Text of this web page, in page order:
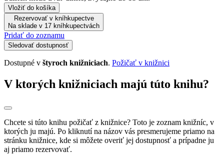
Vložiť do košíka
Rezervovať v kníhkupectve
Na sklade v 17 kníhkupectvách
Pridať do zoznamu
Sledovať dostupnosť
Dostupné v štyroch knižniciach. Požičať v knižnici
V ktorých knižniciach majú túto knihu?
Chcete si túto knihu požičať z knižnice? Toto je zoznam knižníc, v
ktorých ju majú. Po kliknutí na názov vás presmerujeme priamo na
stránku knižnice, kde si môžete overiť jej dostupnosť a prípadne ju
aj priamo rezervovať.